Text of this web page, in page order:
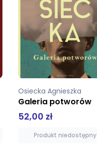
Osiecka Agnieszka
20,00 zł
Produkt niedostępny